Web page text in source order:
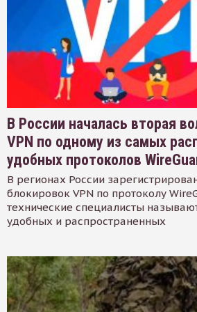
В России началась вторая
VPN по одному из самых
удобных протоколов
В регионах России
блокировок VPN по протоколу
технические специалисты
удобных и распространенных